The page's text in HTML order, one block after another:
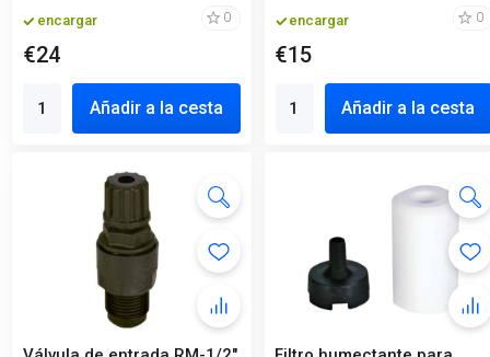
encargar 0
€24
Añadir a la cesta
encargar 0
€15
Añadir a la cesta